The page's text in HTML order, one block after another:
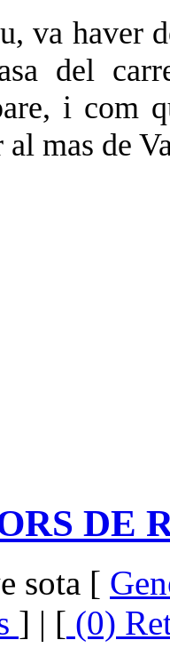
va haver
del
i com
al mas de
DE
sota [
] | [ (0)